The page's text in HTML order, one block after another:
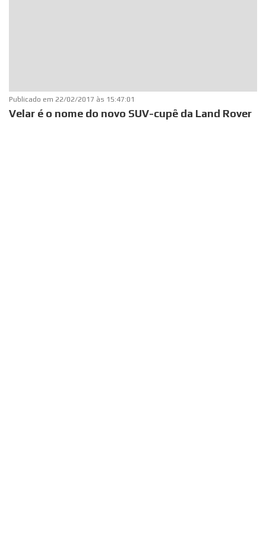
Publicado em 22/02/2017 às 15:47:01
Velar é o nome do novo SUV-cupê da Land Rover